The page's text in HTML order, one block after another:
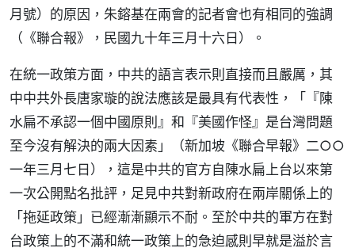
月號）的原因，朱鎔基在兩會的記者會也有相同的強調
（《聯合報》，民國九十年三月十六日）。
在統一政策方面，中共的語言表示則直接而且嚴厲，其
中中共外長唐家璇的說法應該是最具有代表性，「『陳
水扁不承認一個中國原則』和『美國作怪』是台灣問題
至今沒有解決的兩大因素」（新加坡《聯合早報》二○○
一年三月七日），這是中共的官方自陳水扁上台以來第
一次公開點名批評，足見中共對新政府在兩岸關係上的
「拖延政策」已經漸漸顯示不耐。至於中共的軍方在對
台政策上的不滿和統一政策上的急迫感則早就是溢於言